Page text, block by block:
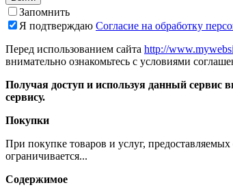
Запомнить
Я подтверждаю Согласие на обработку
Перед использованием сайта http://
внимательно ознакомьтесь с условиями
Получая доступ и используя данный сервис
сервису.
Покупки
При покупке товаров и услуг,
ограничивается...
Содержимое